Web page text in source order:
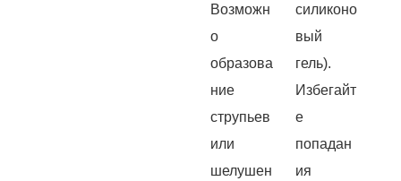
Возможн
о
образова
ние
струпьев
или
шелушен
силиконо
вый
гель).
Избегайт
е
попадан
ия